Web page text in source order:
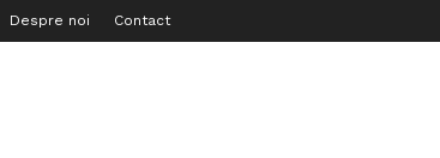
Despre noi Contact